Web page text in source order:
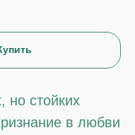
но стойких
в любви